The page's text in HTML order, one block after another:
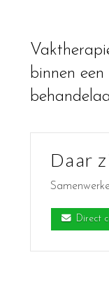
binnen
Daar
Direct